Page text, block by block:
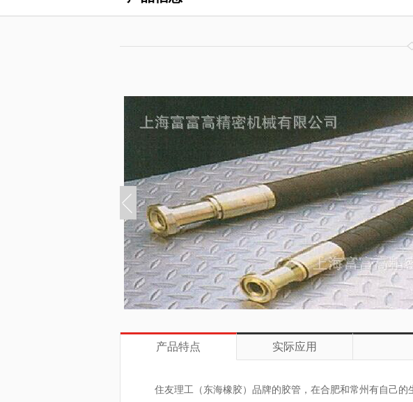
产品特点 实际应用
住友理工（东海橡胶）品牌的胶管，在合肥和常州有自己的